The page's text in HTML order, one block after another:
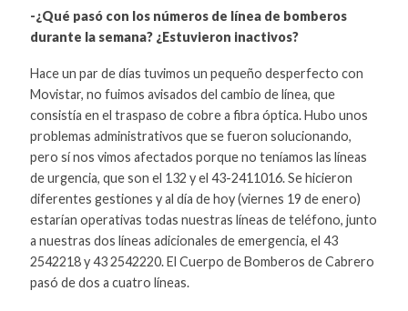
-¿Qué pasó con los números de línea de bomberos
durante la semana? ¿Estuvieron inactivos?
Hace un par de días tuvimos un pequeño desperfecto con
Movistar, no fuimos avisados del cambio de línea, que
consistía en el traspaso de cobre a fibra óptica. Hubo unos
problemas administrativos que se fueron solucionando,
pero sí nos vimos afectados porque no teníamos las líneas
de urgencia, que son el 132 y el 43-2411016. Se hicieron
diferentes gestiones y al día de hoy (viernes 19 de enero)
estarían operativas todas nuestras líneas de teléfono, junto
a nuestras dos líneas adicionales de emergencia, el 43
2542218 y 43 2542220. El Cuerpo de Bomberos de Cabrero
pasó de dos a cuatro líneas.